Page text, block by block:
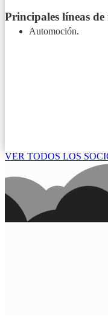
Principales líneas
Automoción.
VER TODOS LOS